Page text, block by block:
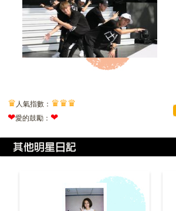
♛ 人氣指數： ♛♛♛
❤愛的鼓勵： ❤